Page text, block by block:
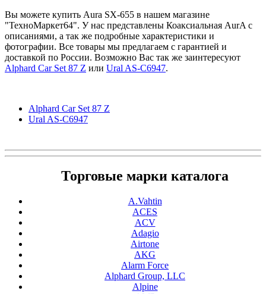
Вы можете купить Aura SX-655 в нашем магазине
"ТехноМаркет64". У нас представлены Коаксиальная AurA с
описаниями, а так же подробные характеристики и
фотографии. Все товары мы предлагаем с гарантией и
доставкой по России. Возможно Вас так же заинтересуют
Alphard Car Set 87 Z или Ural AS-C6947.
Alphard Car Set 87 Z
Ural AS-C6947
Торговые марки каталога
A.Vahtin
ACES
ACV
Adagio
Airtone
AKG
Alarm Force
Alphard Group, LLC
Alpine